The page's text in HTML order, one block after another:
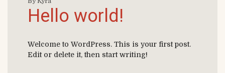
Hello world!
Welcome to WordPress. This is your first post.
Edit or delete it, then start writing!